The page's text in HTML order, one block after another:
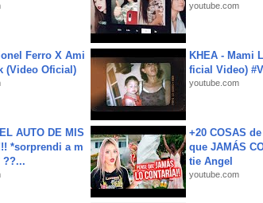
youtube.com
Ferro X Ami
(Video Oficial)
KHEA - Mami
ficial Video)
youtube.com
AUTO DE MIS
*sorprendi a m
??...
+20 COSAS
que JAMÁS
tie Angel
youtube.com